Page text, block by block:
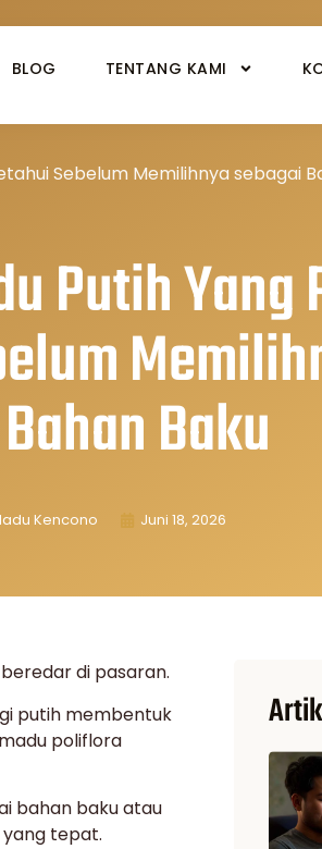
BLOG TENTANG KAMI
Sebelum Memilihnya sebagai
Putih Yang
Baku
Kencono Juni 18, 2026
di pasaran.
putih membentuk
poliflora
bahan baku atau
tepat.